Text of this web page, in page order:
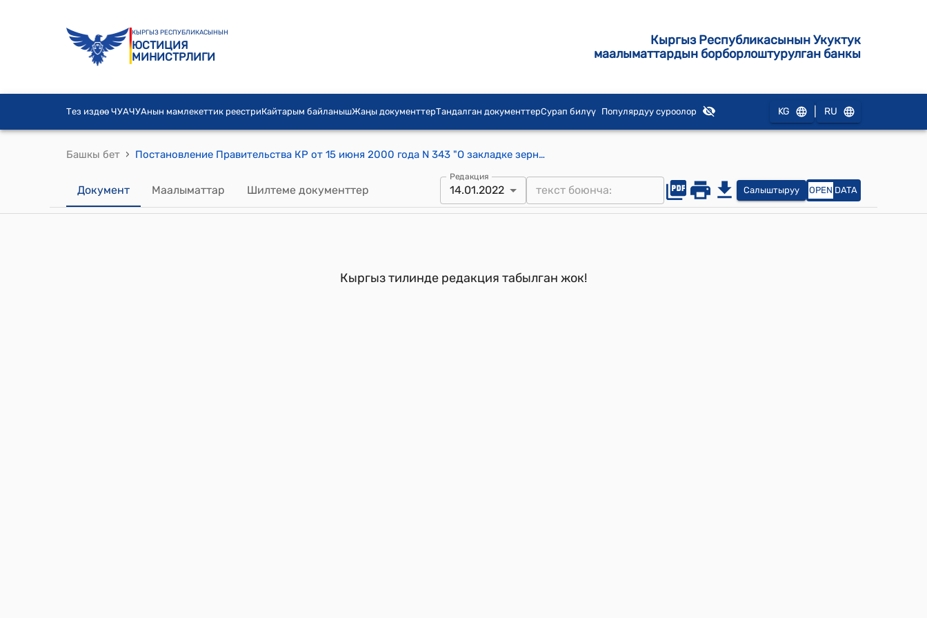
КЫРГЫЗ РЕСПУБЛИКАСЫНЫН
ЮСТИЦИЯ
МИНИСТРЛИГИ
Кыргыз Республикасынын Укуктук
маалыматтардын борборлоштурулган банкы
Тез издөө ЧУАЧУАнын мамлекеттик реестриКайтарым байланышЖаңы документтерТандалган документтерСурап билүү Популярдуу суроолор KG RU
Башкы бет › Постановление Правительства КР от 15 июня 2000 года N 343 "О закладке зерна пшеницы в государственный резерв Кыргызской Республики из урожая 2000 года"
Документ Маалыматтар Шилтеме документтер
Редакция
14.01.2022 Салыштыруу OPEN DATA
Кыргыз тилинде редакция табылган жок!